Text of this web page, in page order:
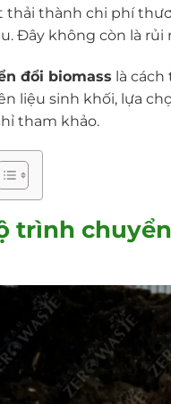
thải thành chi phí
Đây không còn là
đổi biomass là
liệu sinh khối, lựa
tham khảo.
trình